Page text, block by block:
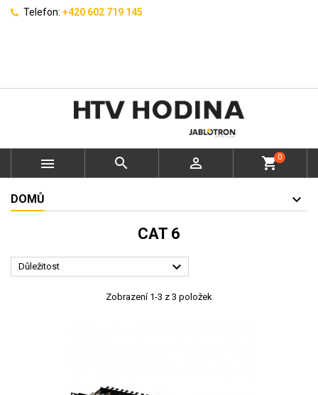
Telefon: +420 602 719 145
   shopping_cart0
DOMŮ
CAT 6
Důležitost 
Zobrazení 1-3 z 3 položek